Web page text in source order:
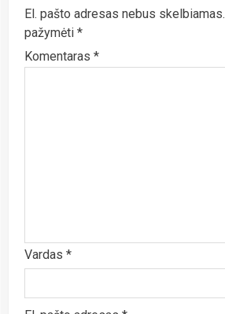
El. pašto adresas nebus skelbiamas.
pažymėti *
Komentaras *
Vardas *